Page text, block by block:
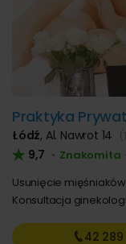
Praktyka
Łódź, Al. Nawrot 14
9,7 • Znakomita
Usunięcie
Konsultacja
42 289